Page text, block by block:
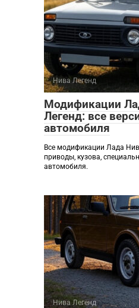
Нива Легенд
Модификации
Легенд: все
автомобиля
Все модификации Лада
приводы, кузова,
автомобиля.
Нива Легенд